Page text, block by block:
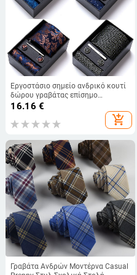
Εργοστάσιο σημείο ανδρικό κουτί
δώρου γραβάτας επίσημο
επαγγελματικό γάμο εργασίας
ομάδα πουκάμισο αξεσουάρ
καλοκαίρι Νέο
16.16 €
add_shopping_cart
Γραβάτα Ανδρών Μοντέρνα Casual